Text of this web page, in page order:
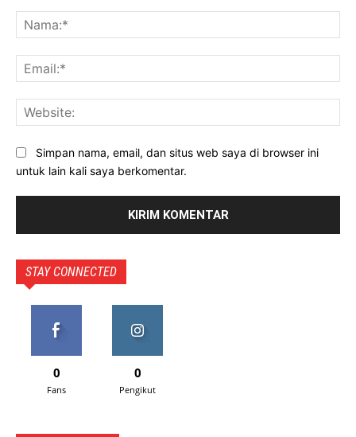
Simpan nama, email, dan situs web saya di browser ini
untuk lain kali saya berkomentar.
STAY CONNECTED
0
Fans
0
Pengikut